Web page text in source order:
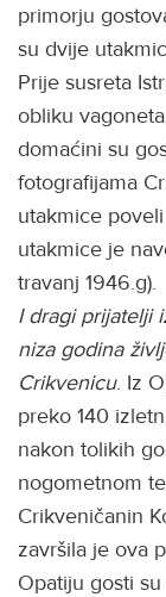
primorju
su dvije
Prije susreta
obliku
domaćini su
fotografijama
utakmice
utakmice je
travanj 1946.g).
I dragi prijatelji
niza godina
Crikvenicu. Iz
preko 140
nakon tolikih
nogometnom
Crikveničanin
završila je ova
Opatiju gosti